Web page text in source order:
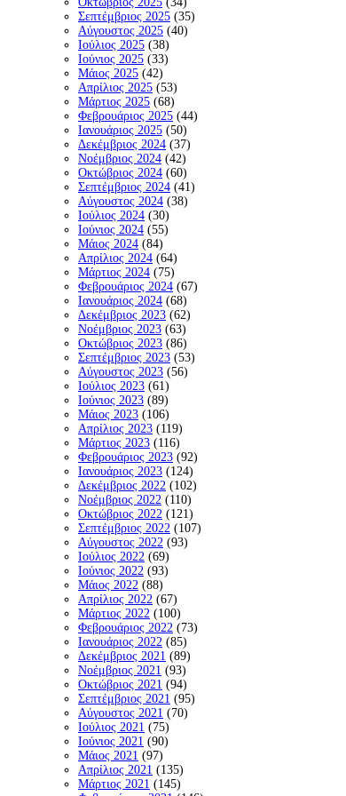
Σεπτέμβριος 2025 (35)
Αύγουστος 2025 (40)
Ιούλιος 2025 (38)
Ιούνιος 2025 (33)
Μάιος 2025 (42)
Απρίλιος 2025 (53)
Μάρτιος 2025 (68)
Φεβρουάριος 2025 (44)
Ιανουάριος 2025 (50)
Δεκέμβριος 2024 (37)
Νοέμβριος 2024 (42)
Οκτώβριος 2024 (60)
Σεπτέμβριος 2024 (41)
Αύγουστος 2024 (38)
Ιούλιος 2024 (30)
Ιούνιος 2024 (55)
Μάιος 2024 (84)
Απρίλιος 2024 (64)
Μάρτιος 2024 (75)
Φεβρουάριος 2024 (67)
Ιανουάριος 2024 (68)
Δεκέμβριος 2023 (62)
Νοέμβριος 2023 (63)
Οκτώβριος 2023 (86)
Σεπτέμβριος 2023 (53)
Αύγουστος 2023 (56)
Ιούλιος 2023 (61)
Ιούνιος 2023 (89)
Μάιος 2023 (106)
Απρίλιος 2023 (119)
Μάρτιος 2023 (116)
Φεβρουάριος 2023 (92)
Ιανουάριος 2023 (124)
Δεκέμβριος 2022 (102)
Νοέμβριος 2022 (110)
Οκτώβριος 2022 (121)
Σεπτέμβριος 2022 (107)
Αύγουστος 2022 (93)
Ιούλιος 2022 (69)
Ιούνιος 2022 (93)
Μάιος 2022 (88)
Απρίλιος 2022 (67)
Μάρτιος 2022 (100)
Φεβρουάριος 2022 (73)
Ιανουάριος 2022 (85)
Δεκέμβριος 2021 (89)
Νοέμβριος 2021 (93)
Οκτώβριος 2021 (94)
Σεπτέμβριος 2021 (95)
Αύγουστος 2021 (70)
Ιούλιος 2021 (75)
Ιούνιος 2021 (90)
Μάιος 2021 (97)
Απρίλιος 2021 (135)
Μάρτιος 2021 (145)